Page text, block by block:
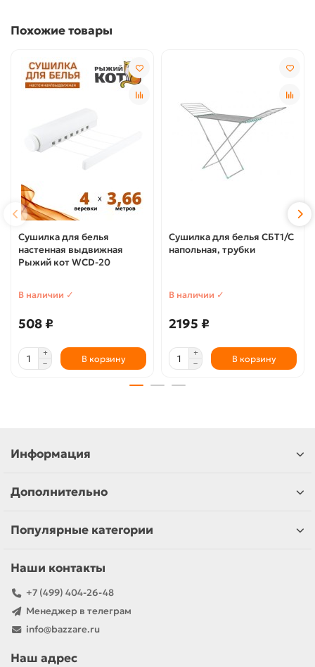
Похожие товары
Сушилка для белья
настенная выдвижная
Рыжий кот WCD-20
В наличии ✓
508 ₽
В корзину
Сушилка для белья СБТ1/С
напольная, трубки
В наличии ✓
2195 ₽
В корзину
Информация
Дополнительно
Популярные категории
Наши контакты
+7 (499) 404-26-48
Менеджер в телеграм
info@bazzare.ru
Наш адрес